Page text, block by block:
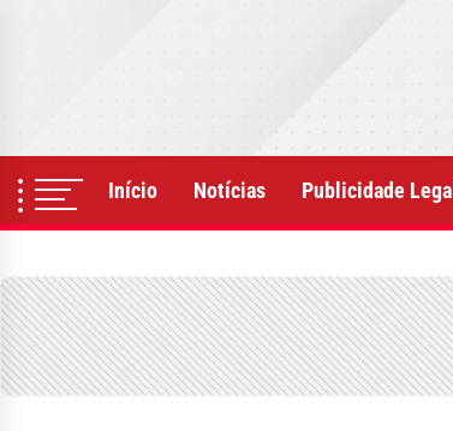
Início Notícias Publicidade Legal